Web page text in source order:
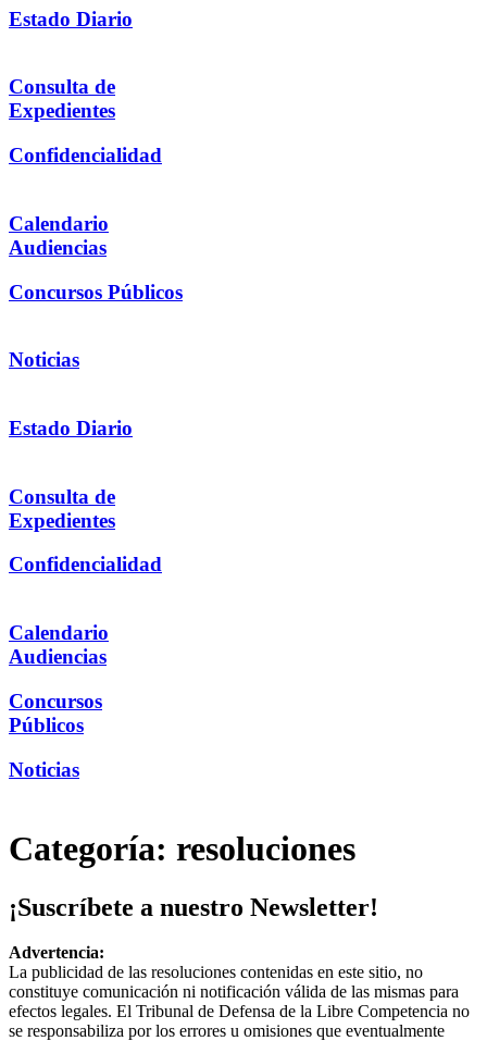
Estado Diario
Consulta de
Expedientes
Confidencialidad
Calendario
Audiencias
Concursos Públicos
Noticias
Estado Diario
Consulta de
Expedientes
Confidencialidad
Calendario
Audiencias
Concursos
Públicos
Noticias
Categoría: resoluciones
¡Suscríbete a nuestro Newsletter!
Advertencia:
La publicidad de las resoluciones contenidas en este sitio, no
constituye comunicación ni notificación válida de las mismas para
efectos legales. El Tribunal de Defensa de la Libre Competencia no
se responsabiliza por los errores u omisiones que eventualmente